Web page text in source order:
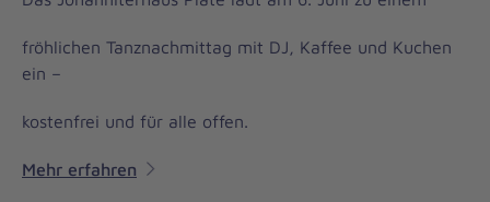
fröhlichen Tanznachmittag mit DJ, Kaffee und Kuchen
ein –
kostenfrei und für alle offen.
Mehr erfahren